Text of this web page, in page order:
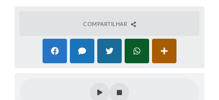
COMPARTILHAR